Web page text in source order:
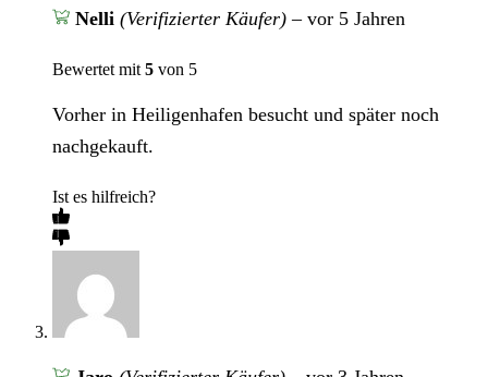
Nelli (Verifizierter Käufer) – vor 5 Jahren
Bewertet mit 5 von 5
Vorher in Heiligenhafen besucht und später noch
nachgekauft.
Ist es hilfreich?